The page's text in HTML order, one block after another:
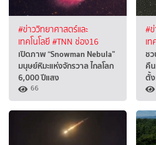
#ข่าววิทยาศาสตร์และ
เทคโนโลยี#TNN ช่อง16
เปิดภาพ “Snowman Nebula"
มนุษย์หิมะแห่งจักรวาล ไกลโลก
6,000 ปีแสง
66
#
เท
ช
คื
ตั้